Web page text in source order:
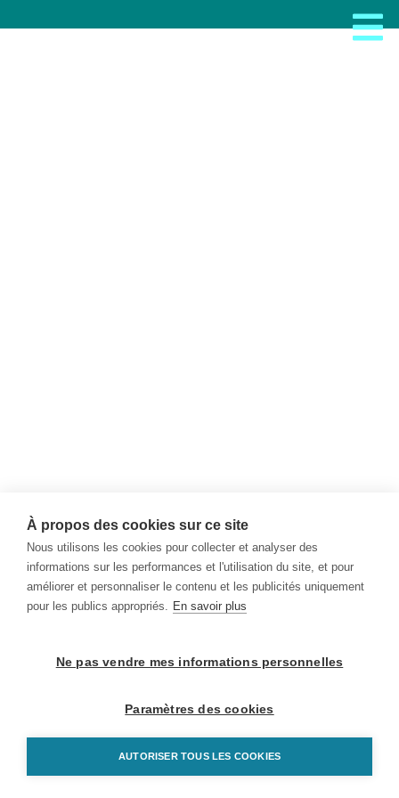
À propos des cookies sur ce site
Nous utilisons les cookies pour collecter et analyser des
informations sur les performances et l'utilisation du site, et pour
améliorer et personnaliser le contenu et les publicités uniquement
pour les publics appropriés. En savoir plus
Ne pas vendre mes informations personnelles
Paramètres des cookies
AUTORISER TOUS LES COOKIES